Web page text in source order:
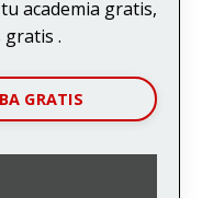
academia gratis,
gratis .
GRATIS